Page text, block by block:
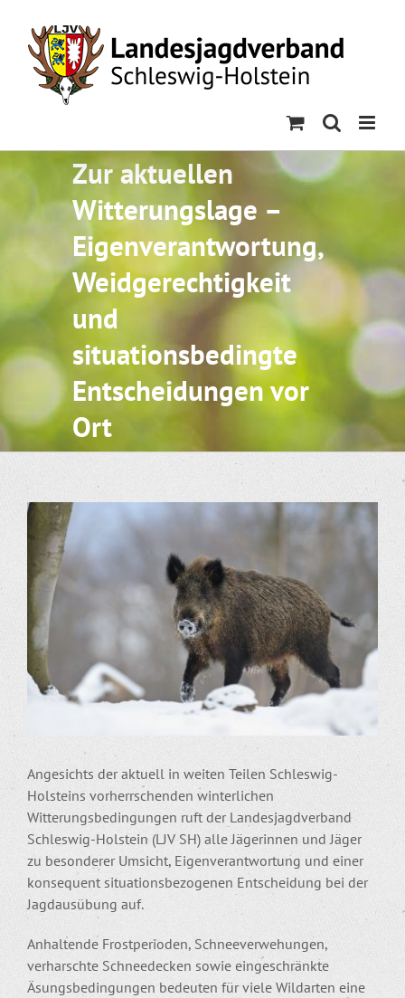
content
Zur aktuellen
Witterungslage –
Eigenverantwortung,
Weidgerechtigkeit
und
situationsbedingte
Entscheidungen vor
Ort
Zeige
grösseres
Bild
Angesichts der aktuell in weiten Teilen Schleswig-
Holsteins vorherrschenden winterlichen
Witterungsbedingungen ruft der Landesjagdverband
Schleswig-Holstein (LJV SH) alle Jägerinnen und Jäger
zu besonderer Umsicht, Eigenverantwortung und einer
konsequent situationsbezogenen Entscheidung bei der
Jagdausübung auf.
Anhaltende Frostperioden, Schneeverwehungen,
verharschte Schneedecken sowie eingeschränkte
Äsungsbedingungen bedeuten für viele Wildarten eine